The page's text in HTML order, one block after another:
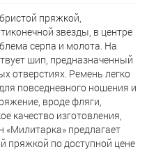
пряжкой,
звезды, в центре
серпа и молота. На
шип, предназначенный
отверстиях. Ремень легко
повседневного ношения и
вроде фляги,
качество изготовления,
«Милитарка» предлагает
пряжкой по доступной цене